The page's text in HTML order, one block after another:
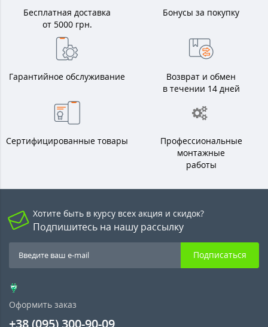
Бесплатная доставка
от 5000 грн.
Бонусы за покупку
Гарантийное обслуживание
Возврат и обмен
в течении 14 дней
Сертифицированные товары
Профессиональные
монтажные
работы
Хотите быть в курсу всех акция и скидок?
Подпишитесь на нашу рассылку
Подписаться
Оформить заказ
+38 (095) 300-90-09